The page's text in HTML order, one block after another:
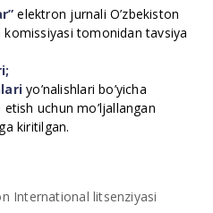
elektron jurnali O’zbekiston
tomonidan tavsiya
yo’nalishlari bo’yicha
uchun mo’ljallangan
kiritilgan.
International litsenziyasi